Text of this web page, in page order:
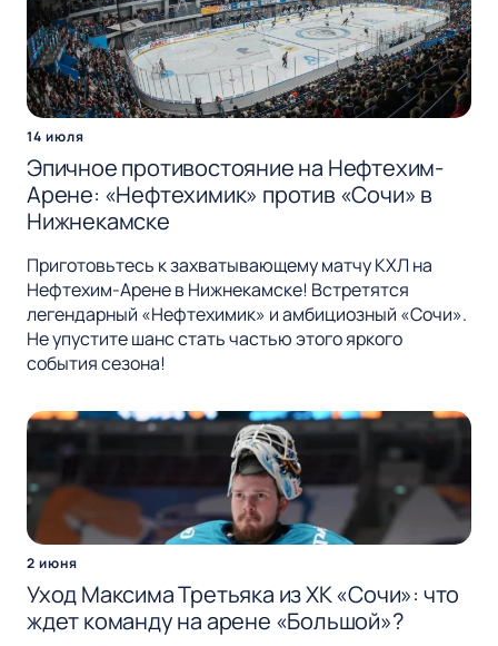
14 июля
Эпичное противостояние на Нефтехим-
Арене: «Нефтехимик» против «Сочи» в
Нижнекамске
Приготовьтесь к захватывающему матчу КХЛ на
Нефтехим-Арене в Нижнекамске! Встретятся
легендарный «Нефтехимик» и амбициозный «Сочи».
Не упустите шанс стать частью этого яркого
события сезона!
2 июня
Уход Максима Третьяка из ХК «Сочи»: что
ждет команду на арене «Большой»?